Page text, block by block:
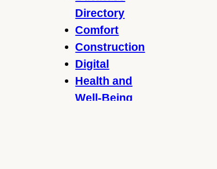
Directory
Comfort
Construction
Digital
Health and
Well-Being